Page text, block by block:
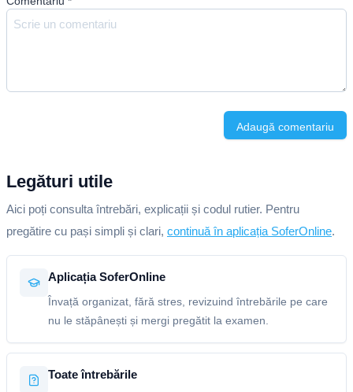
Adaugă comentariu
Legături utile
Aici poți consulta întrebări, explicații și codul rutier. Pentru
pregătire cu pași simpli și clari, continuă în aplicația SoferOnline.
Aplicația SoferOnline
Învață organizat, fără stres, revizuind întrebările pe care
nu le stăpânești și mergi pregătit la examen.
Toate întrebările